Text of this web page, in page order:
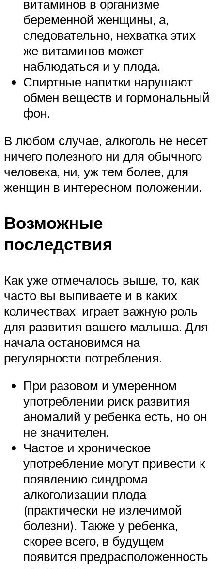
витаминов в организме
беременной женщины, а,
следовательно, нехватка этих
же витаминов может
наблюдаться и у плода.
Спиртные напитки нарушают
обмен веществ и гормональный
фон.
В любом случае, алкоголь не несет
ничего полезного ни для обычного
человека, ни, уж тем более, для
женщин в интересном положении.
Возможные
последствия
Как уже отмечалось выше, то, как
часто вы выпиваете и в каких
количествах, играет важную роль
для развития вашего малыша. Для
начала остановимся на
регулярности потребления.
При разовом и умеренном
употреблении риск развития
аномалий у ребенка есть, но он
не значителен.
Частое и хроническое
употребление могут привести к
появлению синдрома
алкоголизации плода
(практически не излечимой
болезни). Также у ребенка,
скорее всего, в будущем
появится предрасположенность